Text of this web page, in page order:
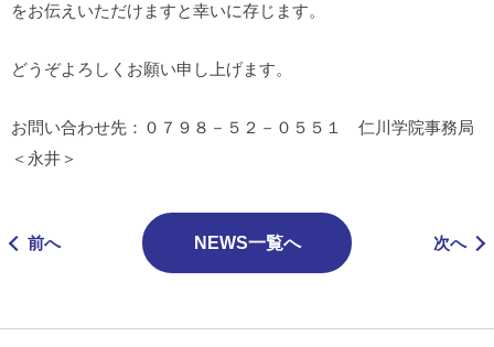
をお伝えいただけますと幸いに存じます。
どうぞよろしくお願い申し上げます。
お問い合わせ先：０７９８－５２－０５５１ 仁川学院事務局
＜永井＞
NEWS一覧へ
前へ 次へ